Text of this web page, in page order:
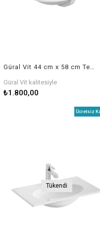
Güral Vit kalitesiyle
₺1.800,00
Tükendi
Ücretsiz